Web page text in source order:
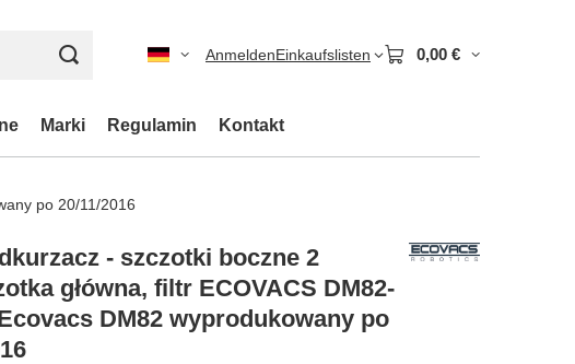
AnmeldenEinkaufslisten 0,00 €
Marki Regulamin Kontakt
po 20/11/2016
- szczotki boczne 2
główna, filtr ECOVACS DM82-
DM82 wyprodukowany po